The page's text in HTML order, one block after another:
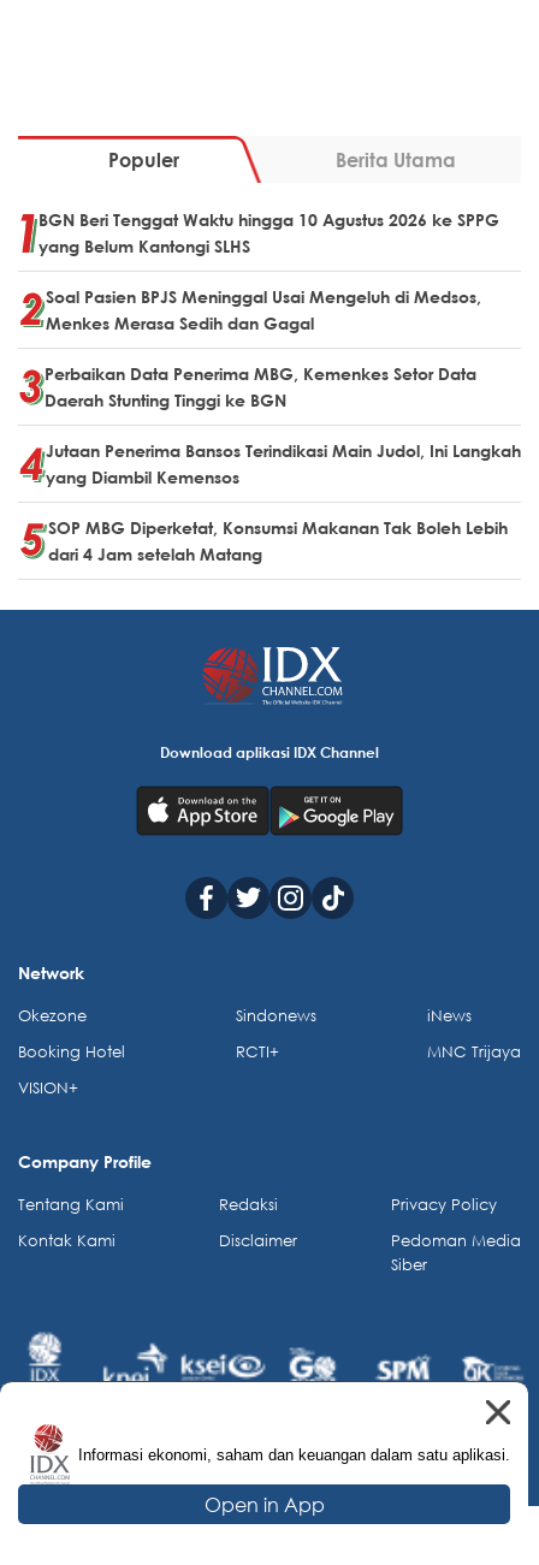
Populer Berita Utama
BGN Beri Tenggat Waktu hingga 10 Agustus 2026 ke SPPG
yang Belum Kantongi SLHS
Soal Pasien BPJS Meninggal Usai Mengeluh di Medsos,
Menkes Merasa Sedih dan Gagal
Perbaikan Data Penerima MBG, Kemenkes Setor Data
Daerah Stunting Tinggi ke BGN
Jutaan Penerima Bansos Terindikasi Main Judol, Ini Langkah
yang Diambil Kemensos
SOP MBG Diperketat, Konsumsi Makanan Tak Boleh Lebih
dari 4 Jam setelah Matang
Informasi ekonomi, saham dan keuangan dalam satu aplikasi.
Open in App
Download aplikasi IDX Channel
Network
Okezone
Booking Hotel
VISION+
Sindonews
RCTI+
iNews
MNC Trijaya
Company Profile
Tentang Kami
Kontak Kami
Redaksi
Disclaimer
Privacy Policy
Pedoman Media
Siber
© 2026 IDX Channel. All Rights Reserved.